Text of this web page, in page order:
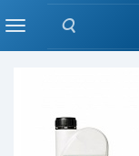
Zoeken
Menu